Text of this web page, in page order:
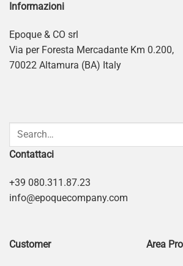
Informazioni
Epoque & CO srl
Via per Foresta Mercadante Km 0.200,
70022 Altamura (BA) Italy
Contattaci
+39 080.311.87.23
info@epoquecompany.com
Customer Area